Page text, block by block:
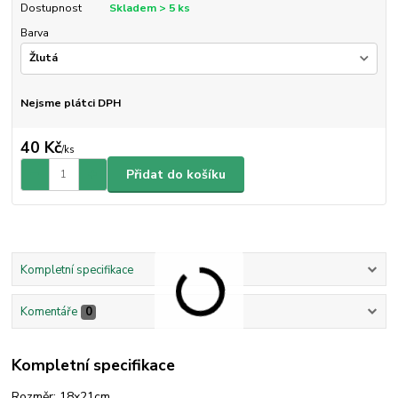
Dostupnost
Skladem > 5 ks
Barva
Nejsme plátci DPH
40 Kč/ks
Přidat do košíku
Kompletní specifikace
Komentáře 0
Kompletní specifikace